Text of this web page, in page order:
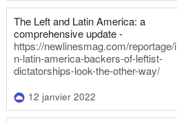
The Left and Latin America: a
comprehensive update -
https://newlinesmag.com/reportage/i
n-latin-america-backers-of-leftist-
dictatorships-look-the-other-way/
12 janvier 2022